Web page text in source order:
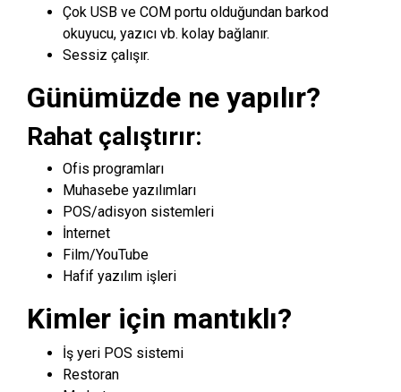
Çok USB ve COM portu olduğundan barkod
okuyucu, yazıcı vb. kolay bağlanır.
Sessiz çalışır.
Günümüzde ne yapılır?
Rahat çalıştırır:
Ofis programları
Muhasebe yazılımları
POS/adisyon sistemleri
İnternet
Film/YouTube
Hafif yazılım işleri
Kimler için mantıklı?
İş yeri POS sistemi
Restoran